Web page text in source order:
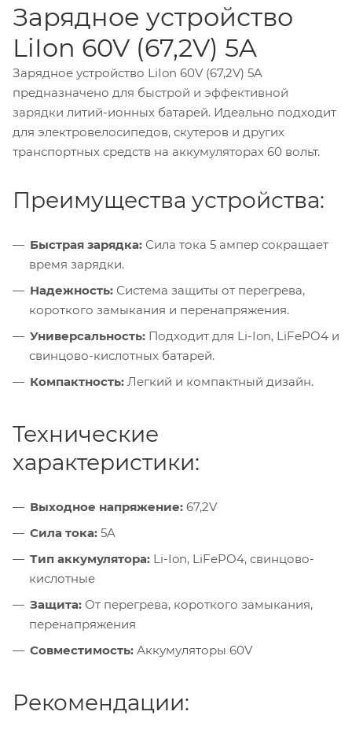
Зарядное устройство
LiIon 60V (67,2V) 5A
Зарядное устройство LiIon 60V (67,2V) 5A
предназначено для быстрой и эффективной
зарядки литий-ионных батарей. Идеально подходит
для электровелосипедов, скутеров и других
транспортных средств на аккумуляторах 60 вольт.
Преимущества устройства:
Быстрая зарядка: Сила тока 5 ампер сокращает
время зарядки.
Надежность: Система защиты от перегрева,
короткого замыкания и перенапряжения.
Универсальность: Подходит для Li-Ion, LiFePO4 и
свинцово-кислотных батарей.
Компактность: Легкий и компактный дизайн.
Технические
характеристики:
Выходное напряжение: 67,2V
Сила тока: 5A
Тип аккумулятора: Li-Ion, LiFePO4, свинцово-
кислотные
Защита: От перегрева, короткого замыкания,
перенапряжения
Совместимость: Аккумуляторы 60V
Рекомендации: